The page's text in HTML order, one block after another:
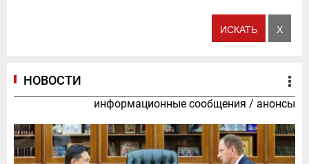
НОВОСТИ
информационные сообщения / анонсы